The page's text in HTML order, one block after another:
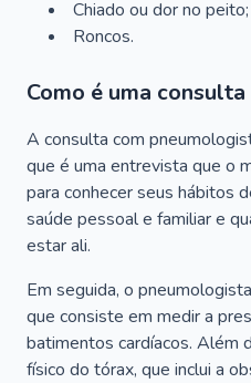
Chiado ou dor no peito;
Roncos.
Como é uma
A consulta com
que é uma entrevista que o
para conhecer seus hábitos
saúde pessoal e familiar e
estar ali.
Em seguida, o
que consiste em medir a
batimentos cardíacos. Além
físico do tórax, que inclui a